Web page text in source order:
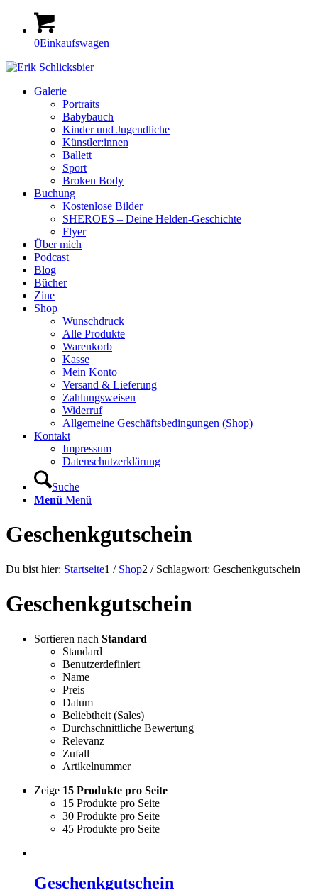
0Einkaufswagen
Galerie
Portraits
Babybauch
Kinder und Jugendliche
Künstler:innen
Ballett
Sport
Broken Body
Buchung
Kostenlose Bilder
SHEROES – Deine Helden-Geschichte
Flyer
Über mich
Podcast
Blog
Bücher
Zine
Shop
Wunschdruck
Alle Produkte
Warenkorb
Kasse
Mein Konto
Versand & Lieferung
Zahlungsweisen
Widerruf
Allgemeine Geschäftsbedingungen (Shop)
Kontakt
Impressum
Datenschutzerklärung
Suche
Menü Menü
Geschenkgutschein
Du bist hier: Startseite1 / Shop2 / Schlagwort: Geschenkgutschein
Geschenkgutschein
Sortieren nach Standard
Standard
Benutzerdefiniert
Name
Preis
Datum
Beliebtheit (Sales)
Durchschnittliche Bewertung
Relevanz
Zufall
Artikelnummer
Zeige 15 Produkte pro Seite
15 Produkte pro Seite
30 Produkte pro Seite
45 Produkte pro Seite
Geschenkgutschein